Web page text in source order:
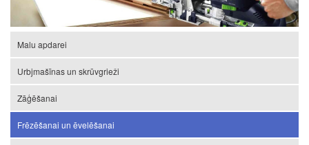
Malu apdarei
Urbjmašīnas un skrūvgrieži
Zāģēšanai
Frēzēšanai un ēvelēšanai